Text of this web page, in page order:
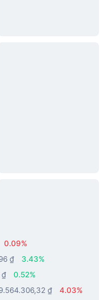
thực phổ
0.09%
₫
3.43%
₫
0.52%
₫ 4.03%